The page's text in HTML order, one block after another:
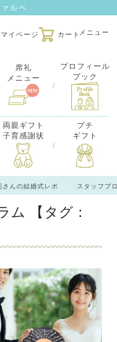
ルベ
マイページ カート
席礼
メニュー
/
プロフィール
ブック
両親ギフト
子育感謝状
/
プチ
ギフト
さんの結婚式レポ スタッフブ
ム
【タグ：